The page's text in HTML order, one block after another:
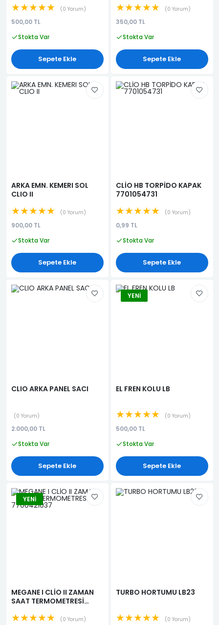
★★★★★ 0 Yorum
500,00 TL
Stokta Var
Sepete Ekle
★★★★★ 0 Yorum
350,00 TL
Stokta Var
Sepete Ekle
ARKA EMN. KEMERI SOL
CLIO II
★★★★★ 0 Yorum
900,00 TL
Stokta Var
Sepete Ekle
CLİO HB TORPİDO KAPAK
7701054731
★★★★★ 0 Yorum
0,99 TL
Stokta Var
Sepete Ekle
CLIO ARKA PANEL SACI
0 Yorum
2.000,00 TL
Stokta Var
Sepete Ekle
YENI
EL FREN KOLU LB
★★★★★ 0 Yorum
500,00 TL
Stokta Var
Sepete Ekle
YENI
MEGANE I CLİO II ZAMAN
SAAT TERMOMETRESİ
★★★★★ 0 Yorum
TURBO HORTUMU LB23
★★★★★ 0 Yorum